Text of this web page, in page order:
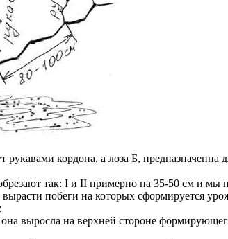
рукавами кордона, а лоза Б, предназначенна
так: I и II примерно на 35-50 см и
побеги на которых сформируется
выросла на верхней стороне